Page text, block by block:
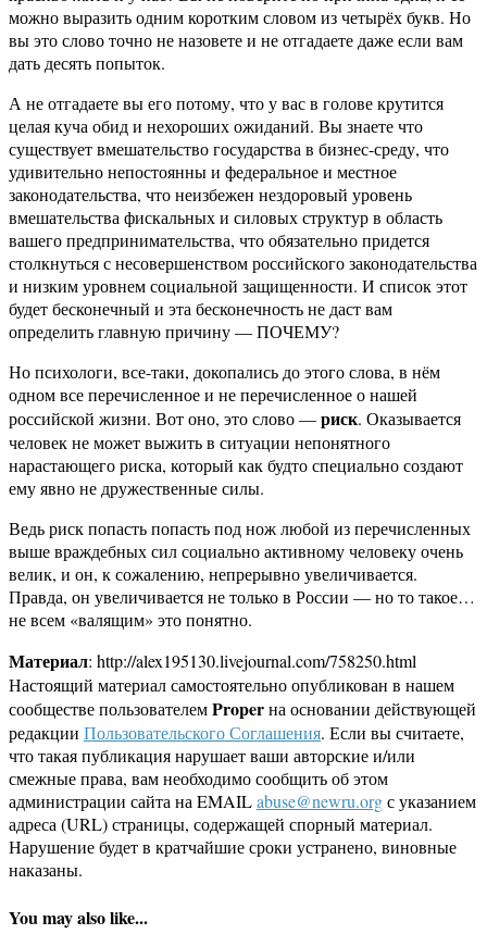
можно выразить одним коротким словом из четырёх букв. Но
вы это слово точно не назовете и не отгадаете даже если вам
дать десять попыток.
А не отгадаете вы его потому, что у вас в голове крутится
целая куча обид и нехороших ожиданий. Вы знаете что
существует вмешательство государства в бизнес-среду, что
удивительно непостоянны и федеральное и местное
законодательства, что неизбежен нездоровый уровень
вмешательства фискальных и силовых структур в область
вашего предпринимательства, что обязательно придется
столкнуться с несовершенством российского законодательства
и низким уровнем социальной защищенности. И список этот
будет бесконечный и эта бесконечность не даст вам
определить главную причину — ПОЧЕМУ?
Но психологи, все-таки, докопались до этого слова, в нём
одном все перечисленное и не перечисленное о нашей
российской жизни. Вот оно, это слово —риск. Оказывается
человек не может выжить в ситуации непонятного
нарастающего риска, который как будто специально создают
ему явно не дружественные силы.
Ведь риск попасть попасть под нож любой из перечисленных
выше враждебных сил социально активному человеку очень
велик, и он, к сожалению, непрерывно увеличивается.
Правда, он увеличивается не только в России — но то такое…
не всем «валящим» это понятно.
Материал: http://alex195130.livejournal.com/758250.html
Настоящий материал самостоятельно опубликован в нашем
сообществе пользователемProperна основании действующей
редакции Пользовательского Соглашения. Если вы считаете,
что такая публикация нарушает ваши авторские и/или
смежные права, вам необходимо сообщить об этом
администрации сайта на EMAILabuse@newru.orgс указанием
адреса (URL) страницы, содержащей спорный материал.
Нарушение будет в кратчайшие сроки устранено, виновные
наказаны.
You may also like...